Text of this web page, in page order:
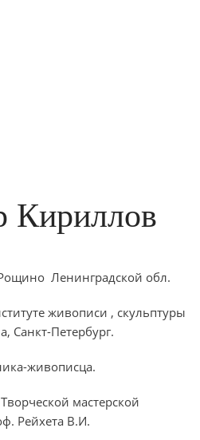
Кириллов
Ленинградской обл.
живописи , скульптуры
Санкт-Петербург.
живописца.
мастерской
Рейхета В.И.